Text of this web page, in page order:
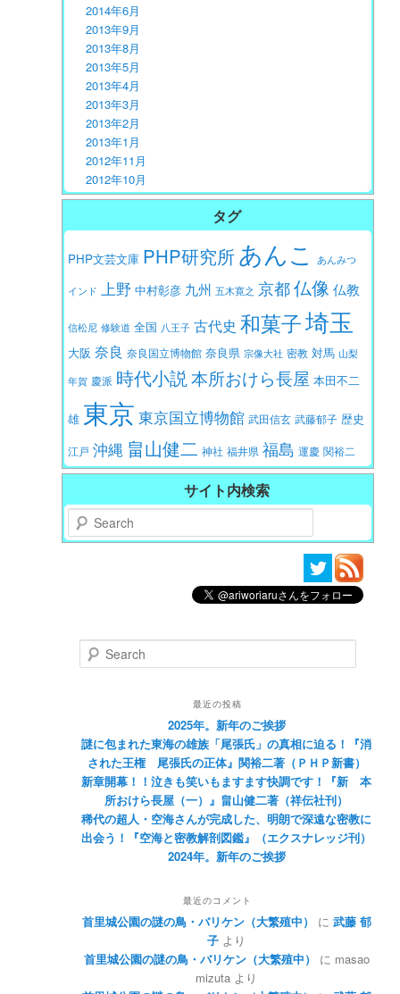
2014年6月
2013年9月
2013年8月
2013年5月
2013年4月
2013年3月
2013年2月
2013年1月
2012年11月
2012年10月
タグ
PHP文芸文庫 PHP研究所あんこ あんみつ
インド 上野 中村彰彦 九州 五木寛之 京都仏像 仏教
信松尼 修験道 全国 八王子 古代史 和菓子埼玉
大阪 奈良 奈良国立博物館 奈良県 宗像大社 密教 対馬 山梨
年賀 慶派 時代小説本所おけら長屋 本田不二
雄 東京 東京国立博物館 武田信玄 武藤郁子 歴史
江戸 沖縄 畠山健二 神社 福井県 福島 運慶 関裕二
サイト内検索
Search
Search
最近の投稿
2025年。新年のご挨拶
謎に包まれた東海の雄族「尾張氏」の真相に迫る！『消
された王権 尾張氏の正体』関裕二著（ＰＨＰ新書）
新章開幕！！泣きも笑いもますます快調です！『新 本
所おけら長屋（一）』畠山健二著（祥伝社刊）
稀代の超人・空海さんが完成した、明朗で深遠な密教に
出会う！『空海と密教解剖図鑑』（エクスナレッジ刊）
2024年。新年のご挨拶
最近のコメント
首里城公園の謎の鳥・バリケン（大繁殖中） に 武藤 郁
子 より
首里城公園の謎の鳥・バリケン（大繁殖中）
に masao
mizuta より